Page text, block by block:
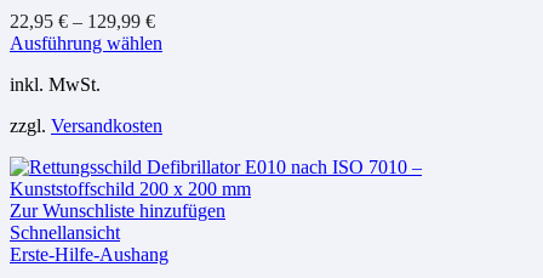
22,95 € – 129,99 €
Ausführung wählen
Varianten
Die
Optionen
können
der
inkl. MwSt.
zzgl. Versandkosten
Zur Wunschliste hinzufügen
Schnellansicht
Erste-Hilfe-Aushang